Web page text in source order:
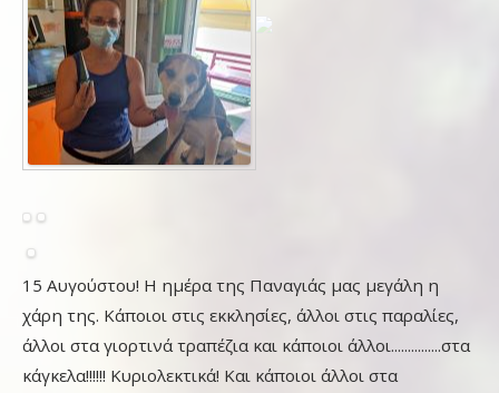
15 Αυγούστου! Η ημέρα της Παναγιάς μας μεγάλη η
χάρη της. Κάποιοι στις εκκλησίες, άλλοι στις παραλίες,
άλλοι στα γιορτινά τραπέζια και κάποιοι άλλοι...............στα
κάγκελα!!!!!! Κυριολεκτικά! Και κάποιοι άλλοι στα